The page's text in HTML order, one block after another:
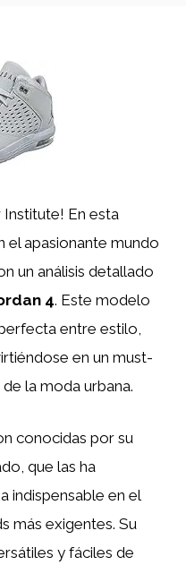
Institute! En esta
el apasionante mundo
un análisis detallado
4. Este modelo
entre estilo,
en un must-
la moda urbana.
conocidas por su
que las ha
indispensable en el
más exigentes. Su
y fáciles de